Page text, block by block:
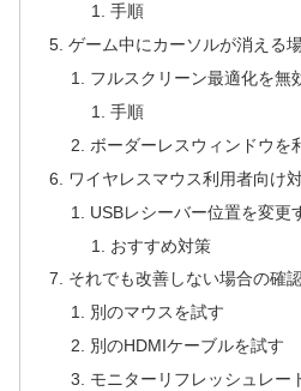
手順
ゲーム中にカーソルが消える
フルスクリーン最適化を無
手順
ボーダーレスウィンドウを
ワイヤレスマウス利用者向け
USBレシーバー位置を変更
おすすめ対策
それでも改善しない場合の確
別のマウスを試す
別のHDMIケーブルを試す
モニターリフレッシュレー